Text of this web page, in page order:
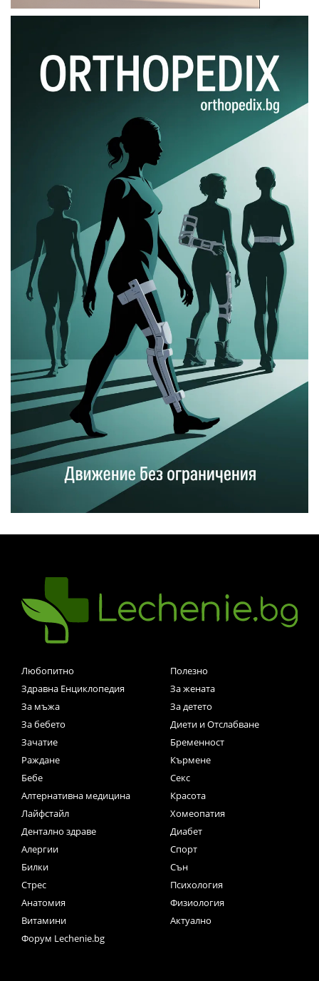
Любопитно
Полезно
Здравна Енциклопедия
За жената
За мъжа
За детето
За бебето
Диети и Отслабване
Зачатие
Бременност
Раждане
Кърмене
Бебе
Секс
Алтернативна медицина
Красота
Лайфстайл
Хомеопатия
Дентално здраве
Диабет
Алергии
Спорт
Билки
Сън
Стрес
Психология
Анатомия
Физиология
Витамини
Актуално
Форум Lechenie.bg